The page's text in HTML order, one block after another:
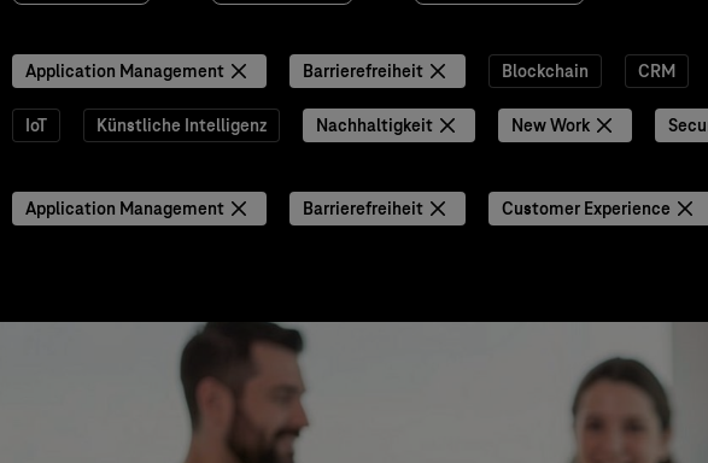
Application Management Barrierefreiheit Blockchain CRM
IoT Künstliche Intelligenz Nachhaltigkeit New Work
Application Management Barrierefreiheit Customer Experience